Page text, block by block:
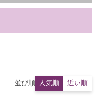
並び順 人気順 近い順